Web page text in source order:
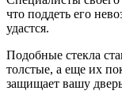
что поддеть его
удастся.
Подобные стекла
толстые, а еще их
защищает вашу